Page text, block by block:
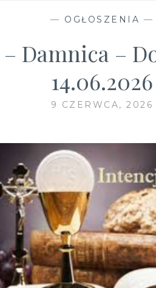
— OGŁOSZENIA —
Damnica –
14.06.2026
9 CZERWCA, 2026